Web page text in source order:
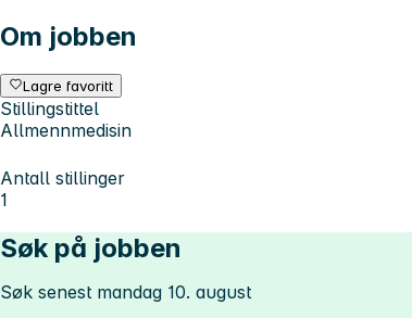
Om jobben
Lagre favoritt
Stillingstittel
Allmennmedisin
Antall stillinger
1
Søk på jobben
Søk senest mandag 10. august